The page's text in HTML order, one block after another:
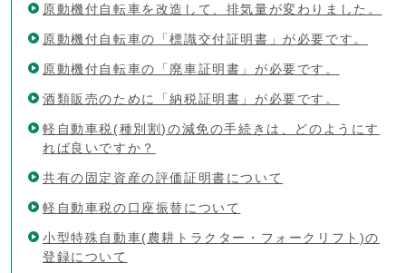
原動機付自転車を改造して、排気量が変わりました。
原動機付自転車の「標識交付証明書」が必要です。
原動機付自転車の「廃車証明書」が必要です。
酒類販売のために「納税証明書」が必要です。
軽自動車税(種別割)の減免の手続きは、どのようにす
れば良いですか？
共有の固定資産の評価証明書について
軽自動車税の口座振替について
小型特殊自動車(農耕トラクター・フォークリフト)の
登録について